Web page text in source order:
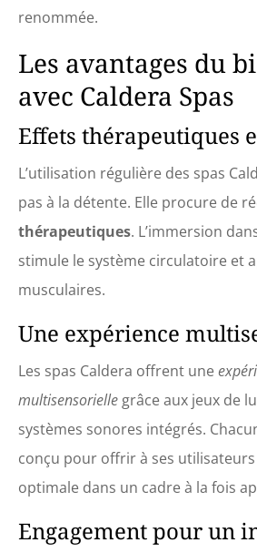
renommée.
Les avantages du
avec Caldera Spas
Effets thérapeutiques
L’utilisation régulière des spas
pas à la détente. Elle procure de
thérapeutiques. L’immersion
stimule le système circulatoire et
musculaires.
Une expérience
Les spas Caldera offrent une
multisensorielle grâce aux jeux de
systèmes sonores intégrés.
conçu pour offrir à ses
optimale dans un cadre à la fois
Engagement pour un